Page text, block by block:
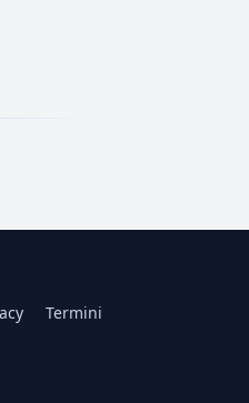
Termini